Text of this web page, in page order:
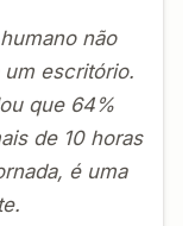
não
escritório.
que 64%
de 10 horas
é uma